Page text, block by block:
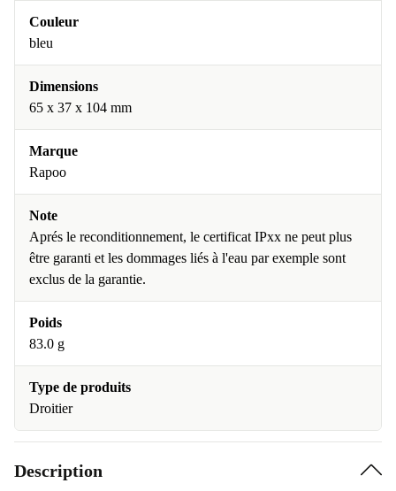
Couleur
bleu
Dimensions
65 x 37 x 104 mm
Marque
Rapoo
Note
Aprés le reconditionnement, le certificat IPxx ne peut plus
être garanti et les dommages liés à l'eau par exemple sont
exclus de la garantie.
Poids
83.0 g
Type de produits
Droitier
Description